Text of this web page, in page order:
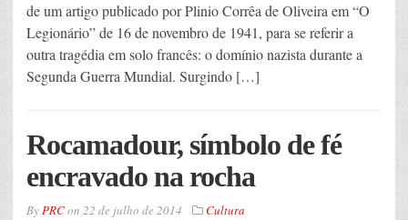
de um artigo publicado por Plinio Corrêa de Oliveira em “O
Legionário” de 16 de novembro de 1941, para se referir a
outra tragédia em solo francês: o domínio nazista durante a
Segunda Guerra Mundial. Surgindo […]
Rocamadour, símbolo de fé
encravado na rocha
ByPRCon 22 de julho de 2014 Cultura